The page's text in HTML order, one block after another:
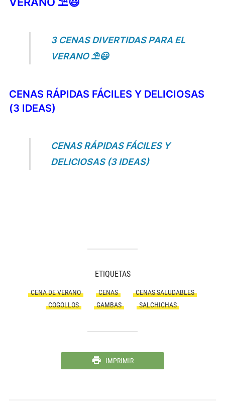
3 CENAS DIVERTIDAS PARA EL
VERANO ⛱️😃
CENAS RÁPIDAS FÁCILES Y DELICIOSAS
(3 IDEAS)
CENAS RÁPIDAS FÁCILES Y
DELICIOSAS (3 IDEAS)
ETIQUETAS
CENA DE VERANO CENAS
CENAS SALUDABLES
COGOLLOS
GAMBAS SALCHICHAS
IMPRIMIR